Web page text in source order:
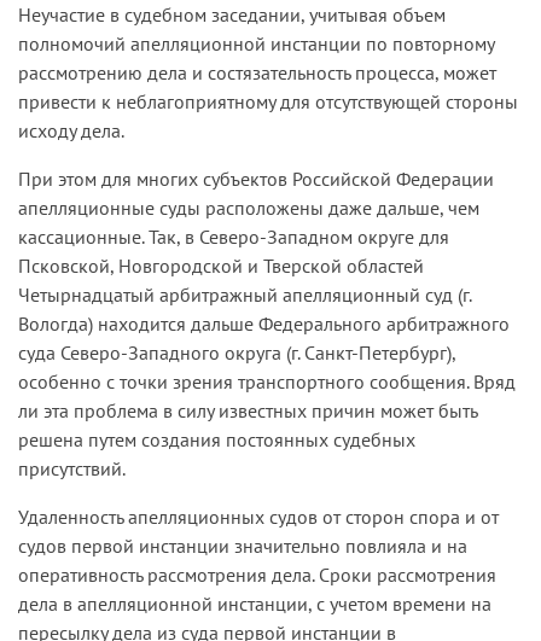
Неучастие в судебном заседании, учитывая объем
полномочий апелляционной инстанции по повторному
рассмотрению дела и состязательность процесса, может
привести к неблагоприятному для отсутствующей стороны
исходу дела.
При этом для многих субъектов Российской Федерации
апелляционные суды расположены даже дальше, чем
кассационные. Так, в Северо-Западном округе для
Псковской, Новгородской и Тверской областей
Четырнадцатый арбитражный апелляционный суд (г.
Вологда) находится дальше Федерального арбитражного
суда Северо-Западного округа (г. Санкт-Петербург),
особенно с точки зрения транспортного сообщения. Вряд
ли эта проблема в силу известных причин может быть
решена путем создания постоянных судебных
присутствий.
Удаленность апелляционных судов от сторон спора и от
судов первой инстанции значительно повлияла и на
оперативность рассмотрения дела. Сроки рассмотрения
дела в апелляционной инстанции, с учетом времени на
пересылку дела из суда первой инстанции в